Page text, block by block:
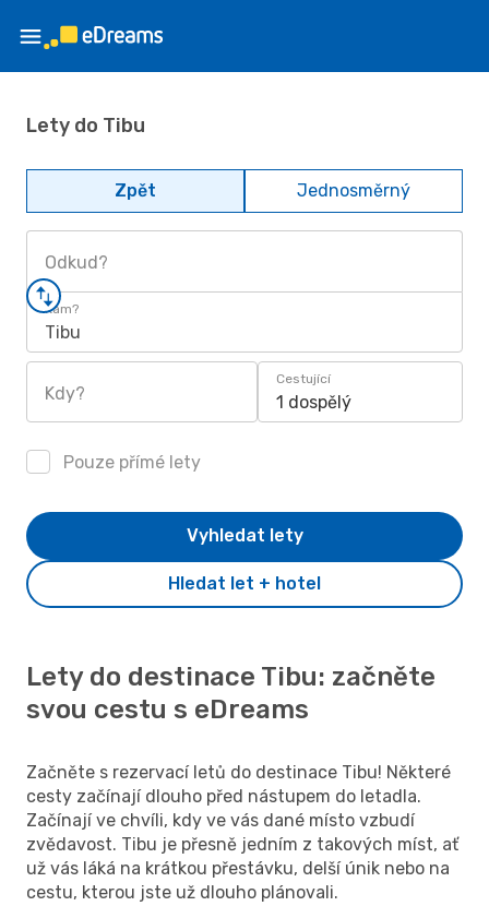
Lety do Tibu
Zpět Jednosměrný
Odkud?
Kam?
Tibu
Kdy?
Cestující
1 dospělý
Pouze přímé lety
Hledat let + hotel
Vyhledat lety
Lety do destinace Tibu: začněte
svou cestu s eDreams
Začněte s rezervací letů do destinace Tibu! Některé
cesty začínají dlouho před nástupem do letadla.
Začínají ve chvíli, kdy ve vás dané místo vzbudí
zvědavost. Tibu je přesně jedním z takových míst, ať
už vás láká na krátkou přestávku, delší únik nebo na
cestu, kterou jste už dlouho plánovali.